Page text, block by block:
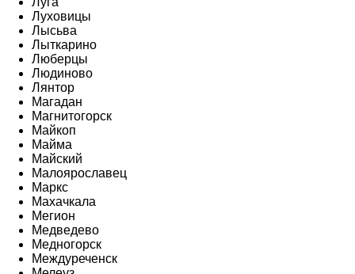
Луховицы
Лысьва
Лыткарино
Люберцы
Людиново
Лянтор
Магадан
Магнитогорск
Майкоп
Майма
Майский
Малоярославец
Маркс
Махачкала
Мегион
Медведево
Медногорск
Междуреченск